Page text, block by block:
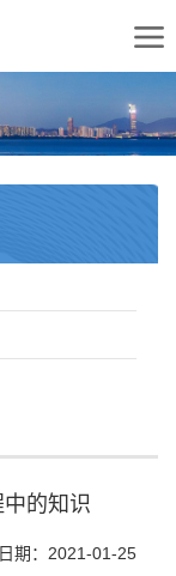
的知识
日期：2021-01-25